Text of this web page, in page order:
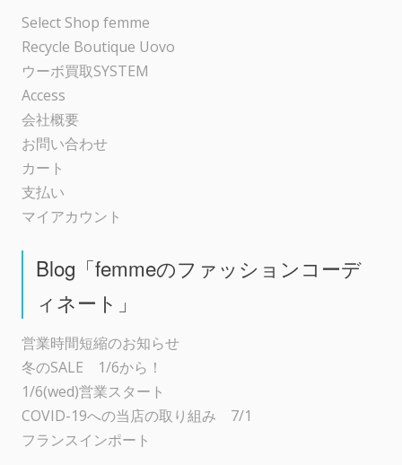
ョ
ン
Select Shop femme
Recycle Boutique Uovo
ウーボ買取SYSTEM
Access
会社概要
お問い合わせ
カート
支払い
マイアカウント
Blog「femmeのファッションコーデ
ィネート」
営業時間短縮のお知らせ
冬のSALE 1/6から！
1/6(wed)営業スタート
COVID-19への当店の取り組み 7/1
フランスインポート